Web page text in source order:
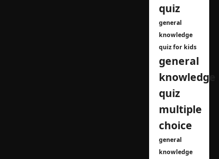
quiz
general
knowledge
quiz for kids
general
knowledge
quiz
multiple
choice
general
knowledge